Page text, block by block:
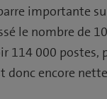
importante
le nombre de
114 000
donc encore